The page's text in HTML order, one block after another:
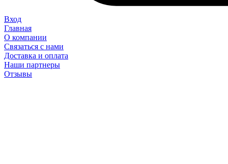
Вход
Главная
О компании
Связаться с нами
Доставка и оплата
Наши партнеры
Отзывы